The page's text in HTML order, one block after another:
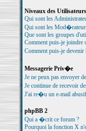
Niveaux des
Qui sont les
Qui sont les
Que sont les groupes
Comment puis-je joindre
Comment puis-je
Messagerie Priv�e
Je ne peux pas envoyer
Je continue de recevoir
J'ai re�u un e-mail
phpBB 2
Qui a �crit ce forum ?
Pourquoi la fonction X